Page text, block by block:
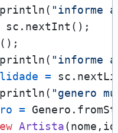
"informe
sc.nextInt();
"informe
=
"genero
=
Artista